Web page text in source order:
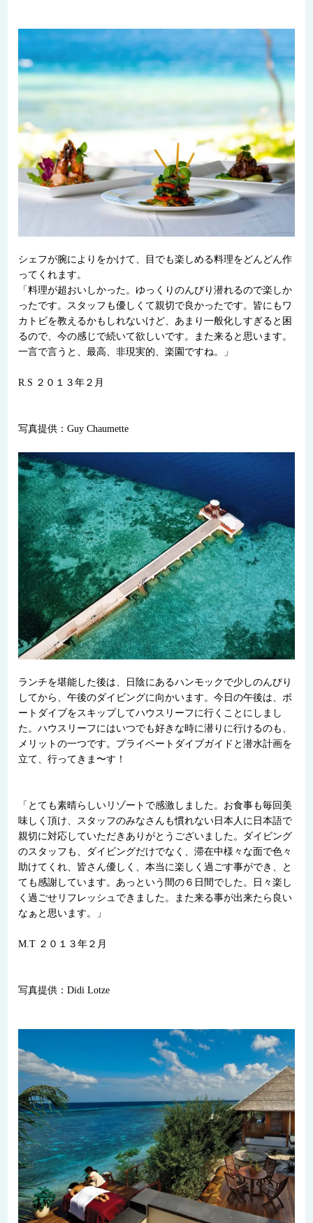
シェフが腕によりをかけて、目でも楽しめる料理をどんどん作
ってくれます。
「料理が超おいしかった。ゆっくりのんびり潜れるので楽しか
ったです。スタッフも優しくて親切で良かったです。皆にもワ
カトビを教えるかもしれないけど、あまり一般化しすぎると困
るので、今の感じで続いて欲しいです。また来ると思います。
一言で言うと、最高、非現実的、楽園ですね。」
R.S ２０１３年２月
写真提供：Guy Chaumette
ランチを堪能した後は、日陰にあるハンモックで少しのんびり
してから、午後のダイビングに向かいます。今日の午後は、ボ
ートダイブをスキップしてハウスリーフに行くことにしまし
た。ハウスリーフにはいつでも好きな時に潜りに行けるのも、
メリットの一つです。プライベートダイブガイドと潜水計画を
立て、行ってきま〜す！
「とても素晴らしいリゾートで感激しました。お食事も毎回美
味しく頂け、スタッフのみなさんも慣れない日本人に日本語で
親切に対応していただきありがとうございました。ダイビング
のスタッフも、ダイビングだけでなく、滞在中様々な面で色々
助けてくれ、皆さん優しく、本当に楽しく過ごす事ができ、と
ても感謝しています。あっという間の６日間でした。日々楽し
く過ごせリフレッシュできました。また来る事が出来たら良い
なぁと思います。」
M.T ２０１３年２月
写真提供：Didi Lotze